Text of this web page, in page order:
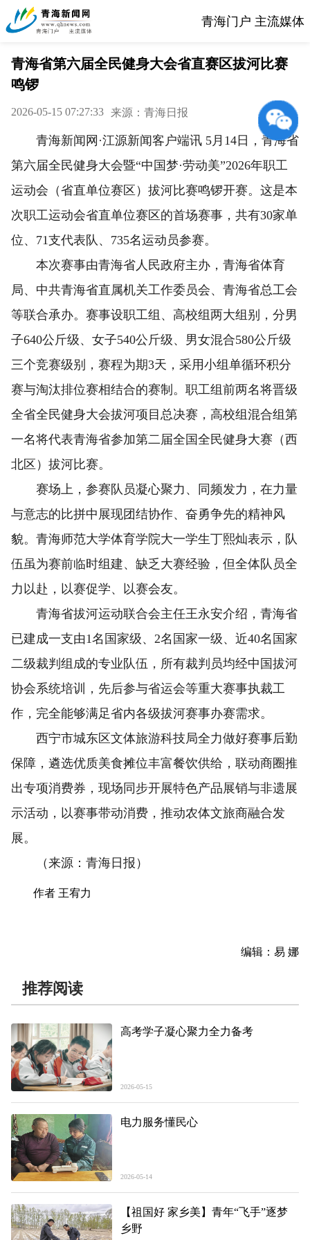
青海门户 主流媒体
青海省第六届全民健身大会省直赛区拔河比赛
鸣锣
2026-05-15 07:27:33 来源：青海日报
青海新闻网·江源新闻客户端讯 5月14日，青海省
第六届全民健身大会暨“中国梦·劳动美”2026年职工
运动会（省直单位赛区）拔河比赛鸣锣开赛。这是本
次职工运动会省直单位赛区的首场赛事，共有30家单
位、71支代表队、735名运动员参赛。
本次赛事由青海省人民政府主办，青海省体育
局、中共青海省直属机关工作委员会、青海省总工会
等联合承办。赛事设职工组、高校组两大组别，分男
子640公斤级、女子540公斤级、男女混合580公斤级
三个竞赛级别，赛程为期3天，采用小组单循环积分
赛与淘汰排位赛相结合的赛制。职工组前两名将晋级
全省全民健身大会拔河项目总决赛，高校组混合组第
一名将代表青海省参加第二届全国全民健身大赛（西
北区）拔河比赛。
赛场上，参赛队员凝心聚力、同频发力，在力量
与意志的比拼中展现团结协作、奋勇争先的精神风
貌。青海师范大学体育学院大一学生丁熙灿表示，队
伍虽为赛前临时组建、缺乏大赛经验，但全体队员全
力以赴，以赛促学、以赛会友。
青海省拔河运动联合会主任王永安介绍，青海省
已建成一支由1名国家级、2名国家一级、近40名国家
二级裁判组成的专业队伍，所有裁判员均经中国拔河
协会系统培训，先后参与省运会等重大赛事执裁工
作，完全能够满足省内各级拔河赛事办赛需求。
西宁市城东区文体旅游科技局全力做好赛事后勤
保障，遴选优质美食摊位丰富餐饮供给，联动商圈推
出专项消费券，现场同步开展特色产品展销与非遗展
示活动，以赛事带动消费，推动农体文旅商融合发
展。
（来源：青海日报）
作者 王宥力
编辑：易 娜
推荐阅读
高考学子凝心聚力全力备考
2026-05-15
电力服务懂民心
2026-05-14
【祖国好 家乡美】青年“飞手”逐梦
乡野